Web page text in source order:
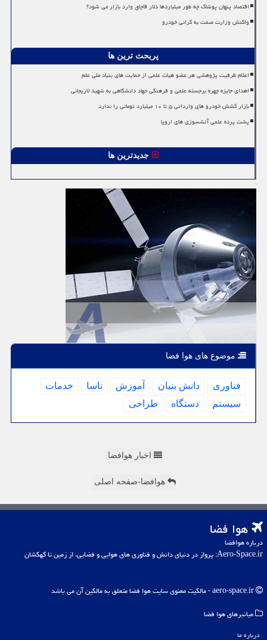
اقتصاد پنهان پوشاک چه طور میلیاردها دلار قاچاق وارد بازار می شود؟
واکنش وزارت صمت به گرانی خودرو
پربحث ترین ها
اعلام ظرفیت پژوهشی هر عضو هیات علمی از حمایت های بنیاد ملی علم
اهدای جایزه چهره برجسته علمی و فرهنگی جهاد دانشگاهی به شهید لاریجانی
بازار کشش خودرو های وارداتی ۵ تا ۱۰ میلیارد تومانی را ندارد
پشت پرده علمی آتشسوزی های اروپا
جدیدترین ها
موضوع های هوا فضا
فناوری دانش بنیان آموزش ناسا
خدمات
سیستم
دستگاه طراحی
اخبار هوافضا
هوافضا-صفحه اصلی
هوا فضا
درباره هوافضا
Aero-Space.ir: پرواز در دنیای دانش و فناوری های هوایی و فضایی، از زمین تا کهکشان
میانبرهای هوا فضا
درباره ما